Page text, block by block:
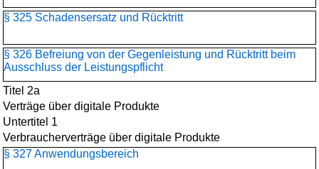
§ 325 Schadensersatz und Rücktritt
§ 326 Befreiung von der Gegenleistung und Rücktritt beim
Ausschluss der Leistungspflicht
Titel 2a
Verträge über digitale Produkte
Untertitel 1
Verbraucherverträge über digitale Produkte
§ 327 Anwendungsbereich